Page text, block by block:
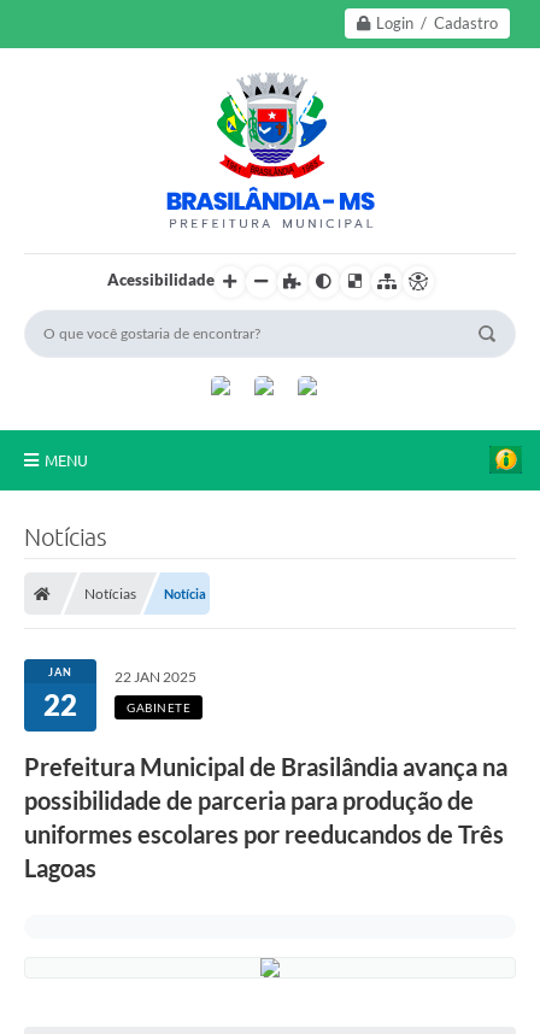
Login / Cadastro
Acessibilidade
MENU
Transparência
Câmara Municipal
e-SIC
Tributação
Notícias
Notícias Notícia
JAN
22
22 JAN 2025
GABINETE
Prefeitura Municipal de Brasilândia avança na
possibilidade de parceria para produção de
uniformes escolares por reeducandos de Três
Lagoas